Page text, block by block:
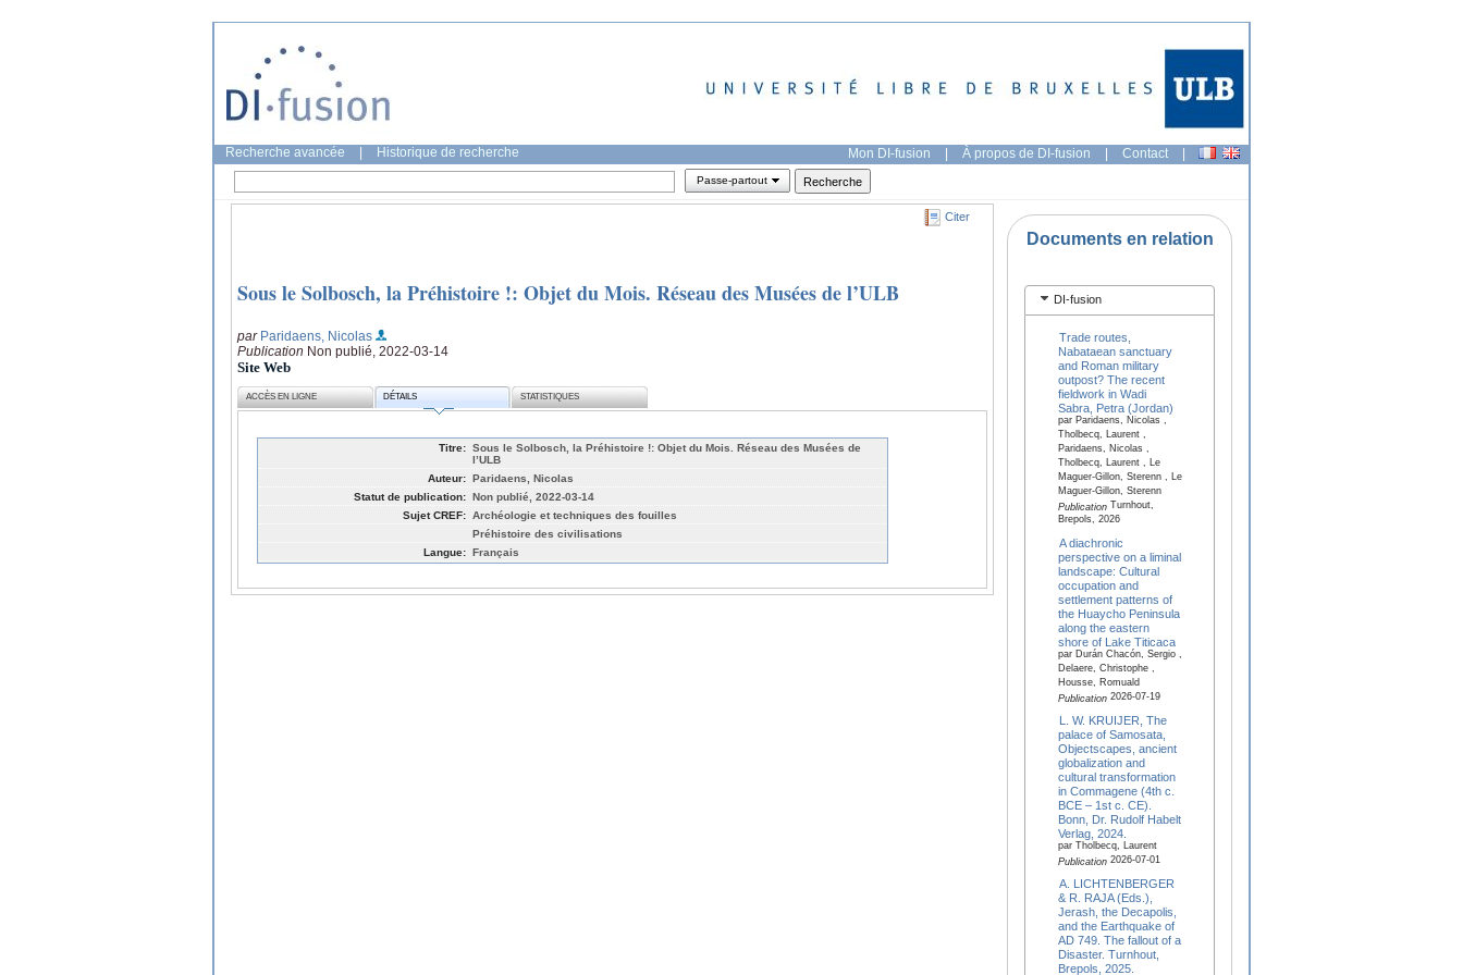
Recherche avancée Historique de recherche Mon DI-fusion | À propos de DI-fusion | Contact |
Passe-partout
Citer
Sous le Solbosch, la Préhistoire !: Objet du Mois. Réseau des Musées de l’ULB
par Paridaens, Nicolas
Publication Non publié, 2022-03-14
Site Web
ACCÈS EN LIGNE DÉTAILS STATISTIQUES
Titre: Sous le Solbosch, la Préhistoire !: Objet du Mois. Réseau des Musées de
l’ULB
Auteur: Paridaens, Nicolas
Statut de publication: Non publié, 2022-03-14
Sujet CREF: Archéologie et techniques des fouilles
Préhistoire des civilisations
Langue: Français
Documents en relation
DI-fusion
Trade routes,
Nabataean sanctuary
and Roman military
outpost? The recent
fieldwork in Wadi
Sabra, Petra (Jordan)
par Paridaens, Nicolas ,
Tholbecq, Laurent ,
Paridaens, Nicolas ,
Tholbecq, Laurent , Le
Maguer-Gillon, Sterenn , Le
Maguer-Gillon, Sterenn
PublicationTurnhout,
Brepols, 2026
A diachronic
perspective on a liminal
landscape: Cultural
occupation and
settlement patterns of
the Huaycho Peninsula
along the eastern
shore of Lake Titicaca
par Durán Chacón, Sergio ,
Delaere, Christophe ,
Housse, Romuald
Publication2026-07-19
L. W. KRUIJER, The
palace of Samosata,
Objectscapes, ancient
globalization and
cultural transformation
in Commagene (4th c.
BCE – 1st c. CE).
Bonn, Dr. Rudolf Habelt
Verlag, 2024.
par Tholbecq, Laurent
Publication2026-07-01
A. LICHTENBERGER
& R. RAJA (Eds.),
Jerash, the Decapolis,
and the Earthquake of
AD 749. The fallout of a
Disaster. Turnhout,
Brepols, 2025.